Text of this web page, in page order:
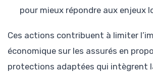
pour mieux répondre aux enjeux
Ces actions contribuent à limiter
économique sur les assurés en
protections adaptées qui intègrent